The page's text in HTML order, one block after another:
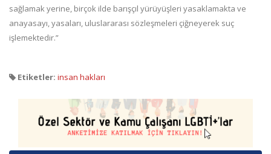
sağlamak yerine, birçok ilde barışçıl yürüyüşleri yasaklamakta ve
anayasayı, yasaları, uluslararası sözleşmeleri çiğneyerek suç
işlemektedir.”
Etiketler: insan hakları